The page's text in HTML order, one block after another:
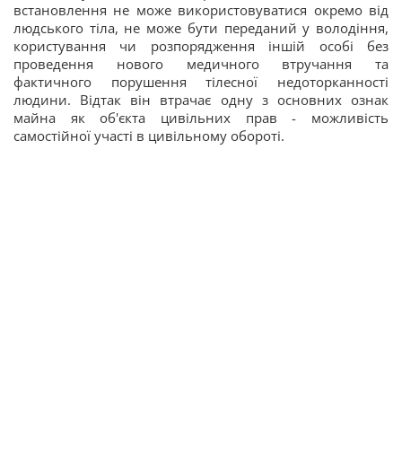
встановлення не може використовуватися окремо від
людського тіла, не може бути переданий у володіння,
користування чи розпорядження іншій особі без
проведення нового медичного втручання та
фактичного порушення тілесної недоторканності
людини. Відтак він втрачає одну з основних ознак
майна як об'єкта цивільних прав - можливість
самостійної участі в цивільному обороті.